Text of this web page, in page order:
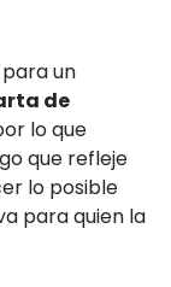
un
de
lo que
que refleje
lo posible
para quien la